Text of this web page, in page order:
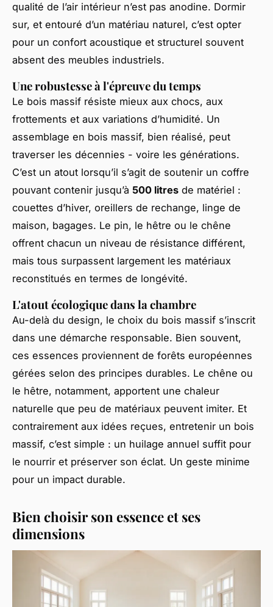
qualité de l’air intérieur n’est pas anodine. Dormir
sur, et entouré d’un matériau naturel, c’est opter
pour un confort acoustique et structurel souvent
absent des meubles industriels.
Une robustesse à l'épreuve du temps
Le bois massif résiste mieux aux chocs, aux
frottements et aux variations d’humidité. Un
assemblage en bois massif, bien réalisé, peut
traverser les décennies - voire les générations.
C’est un atout lorsqu’il s’agit de soutenir un coffre
pouvant contenir jusqu’à 500 litres de matériel :
couettes d’hiver, oreillers de rechange, linge de
maison, bagages. Le pin, le hêtre ou le chêne
offrent chacun un niveau de résistance différent,
mais tous surpassent largement les matériaux
reconstitués en termes de longévité.
L'atout écologique dans la chambre
Au-delà du design, le choix du bois massif s’inscrit
dans une démarche responsable. Bien souvent,
ces essences proviennent de forêts européennes
gérées selon des principes durables. Le chêne ou
le hêtre, notamment, apportent une chaleur
naturelle que peu de matériaux peuvent imiter. Et
contrairement aux idées reçues, entretenir un bois
massif, c’est simple : un huilage annuel suffit pour
le nourrir et préserver son éclat. Un geste minime
pour un impact durable.
Bien choisir son essence et ses
dimensions